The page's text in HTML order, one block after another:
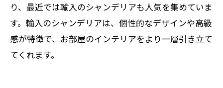
り、最近では輸入のシャンデリアも人気を集めていま
す。輸入のシャンデリアは、個性的なデザインや高級
感が特徴で、お部屋のインテリアをより一層引き立て
てくれます。